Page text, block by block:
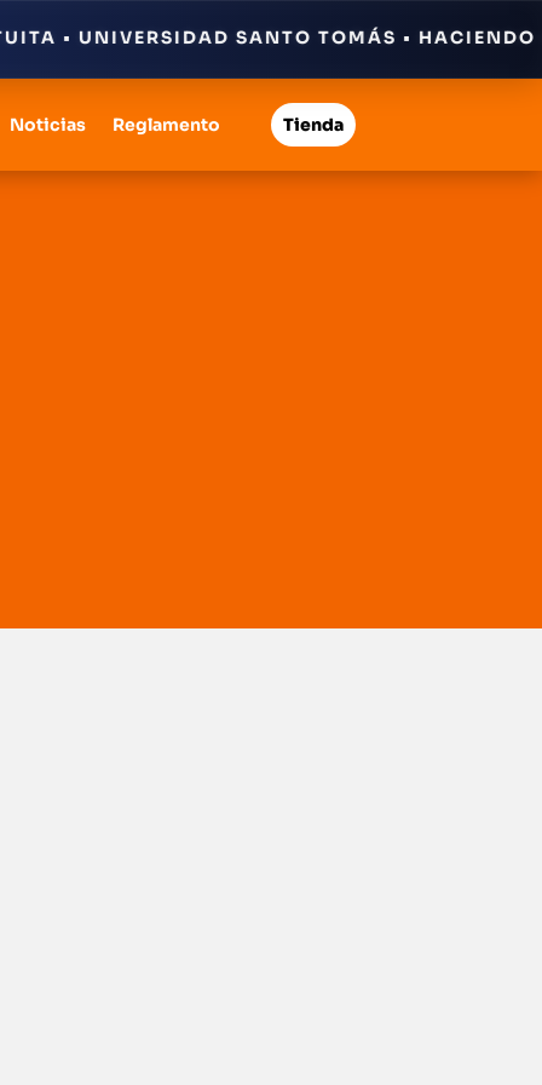
• UNIVERSIDAD SANTO TOMÁS • HACIENDO
Noticias Reglamento Tienda